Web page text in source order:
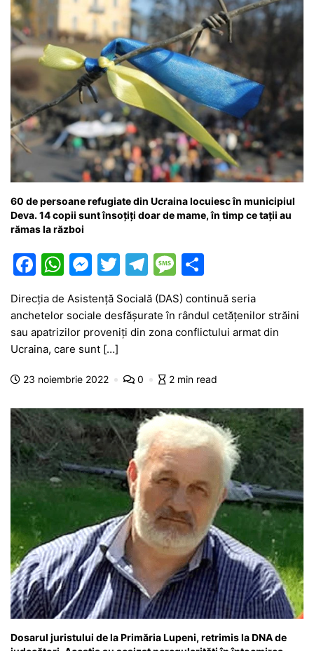
60 de persoane refugiate din Ucraina locuiesc în municipiul
Deva. 14 copii sunt însoțiți doar de mame, în timp ce tații au
rămas la război
F
a
c
e
b
o
k
W
at
s
A
p
M
s
s
e
n
er
T
w
itt
er
T
el
e
gr
m
M
e
s
s
g
ar
ta
je
z
Direcția de Asistență Socială (DAS) continuă seria
anchetelor sociale desfășurate în rândul cetățenilor străini
sau apatrizilor proveniți din zona conflictului armat din
Ucraina, care sunt […]
23 noiembrie 2022 0 2 min read
Dosarul juristului de la Primăria Lupeni, retrimis la DNA de